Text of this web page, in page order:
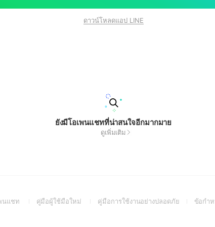
ดาวน์โหลดแอป LINE
ยังมีโอเพนแชทที่น่าสนใจอีกมากมาย
ดูเพิ่มเติม
นแชท
(Openคู่มือผู้ใช้มือใหม่
(Openคู่มือการใช้งานอย่างปลอดภัย(Openข้อกำ